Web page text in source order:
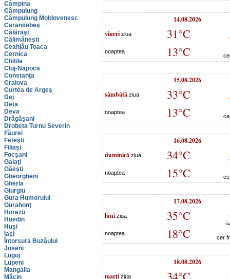
Câmpina
Câmpulung
Câmpulung Moldovenesc
Caransebeş
Călăraşi
Călimăneşti
Ceahlău Toaca
Cernica
Chitila
Cluj-Napoca
Constanţa
Craiova
Curtea de Argeş
Dej
Deta
Deva
Drăgăşani
Drobeta Turnu Severin
Făurei
Feteşti
Filiaşi
Focşani
Galaţi
Găeşti
Gheorgheni
Gherla
Giurgiu
Gura Humorului
Gurahonţ
Horezu
Huedin
Huşi
Iaşi
Întorsura Buzăului
Joseni
Lugoj
Lupeni
Mangalia
Măcin
14.08.2026
vineri ziua 31°C
noaptea 13°C
15.08.2026
sâmbătă ziua 33°C
noaptea 13°C
16.08.2026
duminică ziua 34°C
noaptea 15°C
17.08.2026
luni ziua 35°C
cer
noaptea 18°C
18.08.2026
marţi ziua